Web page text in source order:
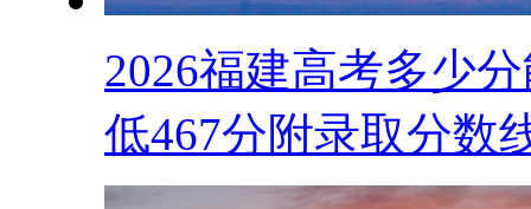
2026福建高考多少
低467分附录取分数